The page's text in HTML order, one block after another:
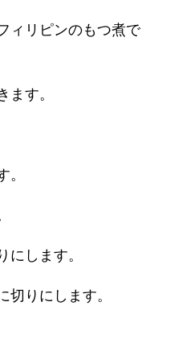
ィリピンのもつ煮で
ます。
にします。
りにします。